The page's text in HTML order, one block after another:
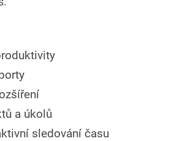
a úkolů
sledování času